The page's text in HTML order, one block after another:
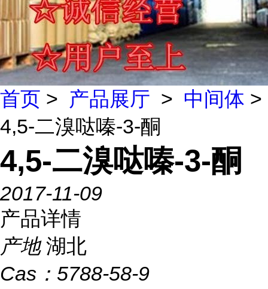
首页 > 产品展厅 > 中间体 >
4,5-二溴哒嗪-3-酮
4,5-二溴哒嗪-3-酮
2017-11-09
产品详情
产地 湖北
Cas： 5788-58-9